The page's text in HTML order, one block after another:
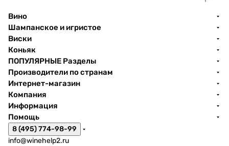
Вино
Шампанское и игристое
Виски
Коньяк
ПОПУЛЯРНЫЕ Разделы
Производители по странам
Интернет-магазин
Компания
Информация
Помощь
8 (495) 774-98-99
info@winehelp2.ru